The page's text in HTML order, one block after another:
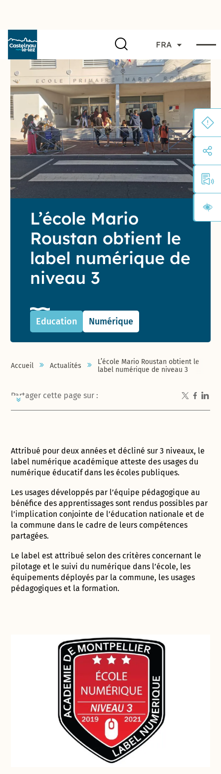
FRA
L’école Mario
Roustan obtient le
label numérique de
niveau 3
Education Numérique
Accueil Actualités
L’école Mario Roustan obtient le
label numérique de niveau 3
Partager cette page sur :
Attribué pour deux années et décliné sur 3 niveaux, le
label numérique académique atteste des usages du
numérique éducatif dans les écoles publiques.
Les usages développés par l’équipe pédagogique au
bénéfice des apprentissages sont rendus possibles par
l’implication conjointe de l’éducation nationale et de
la commune dans le cadre de leurs compétences
partagées.
Le label est attribué selon des critères concernant le
pilotage et le suivi du numérique dans l’école, les
équipements déployés par la commune, les usages
pédagogiques et la formation.